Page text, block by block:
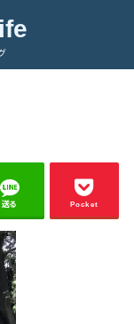
送る Pocket